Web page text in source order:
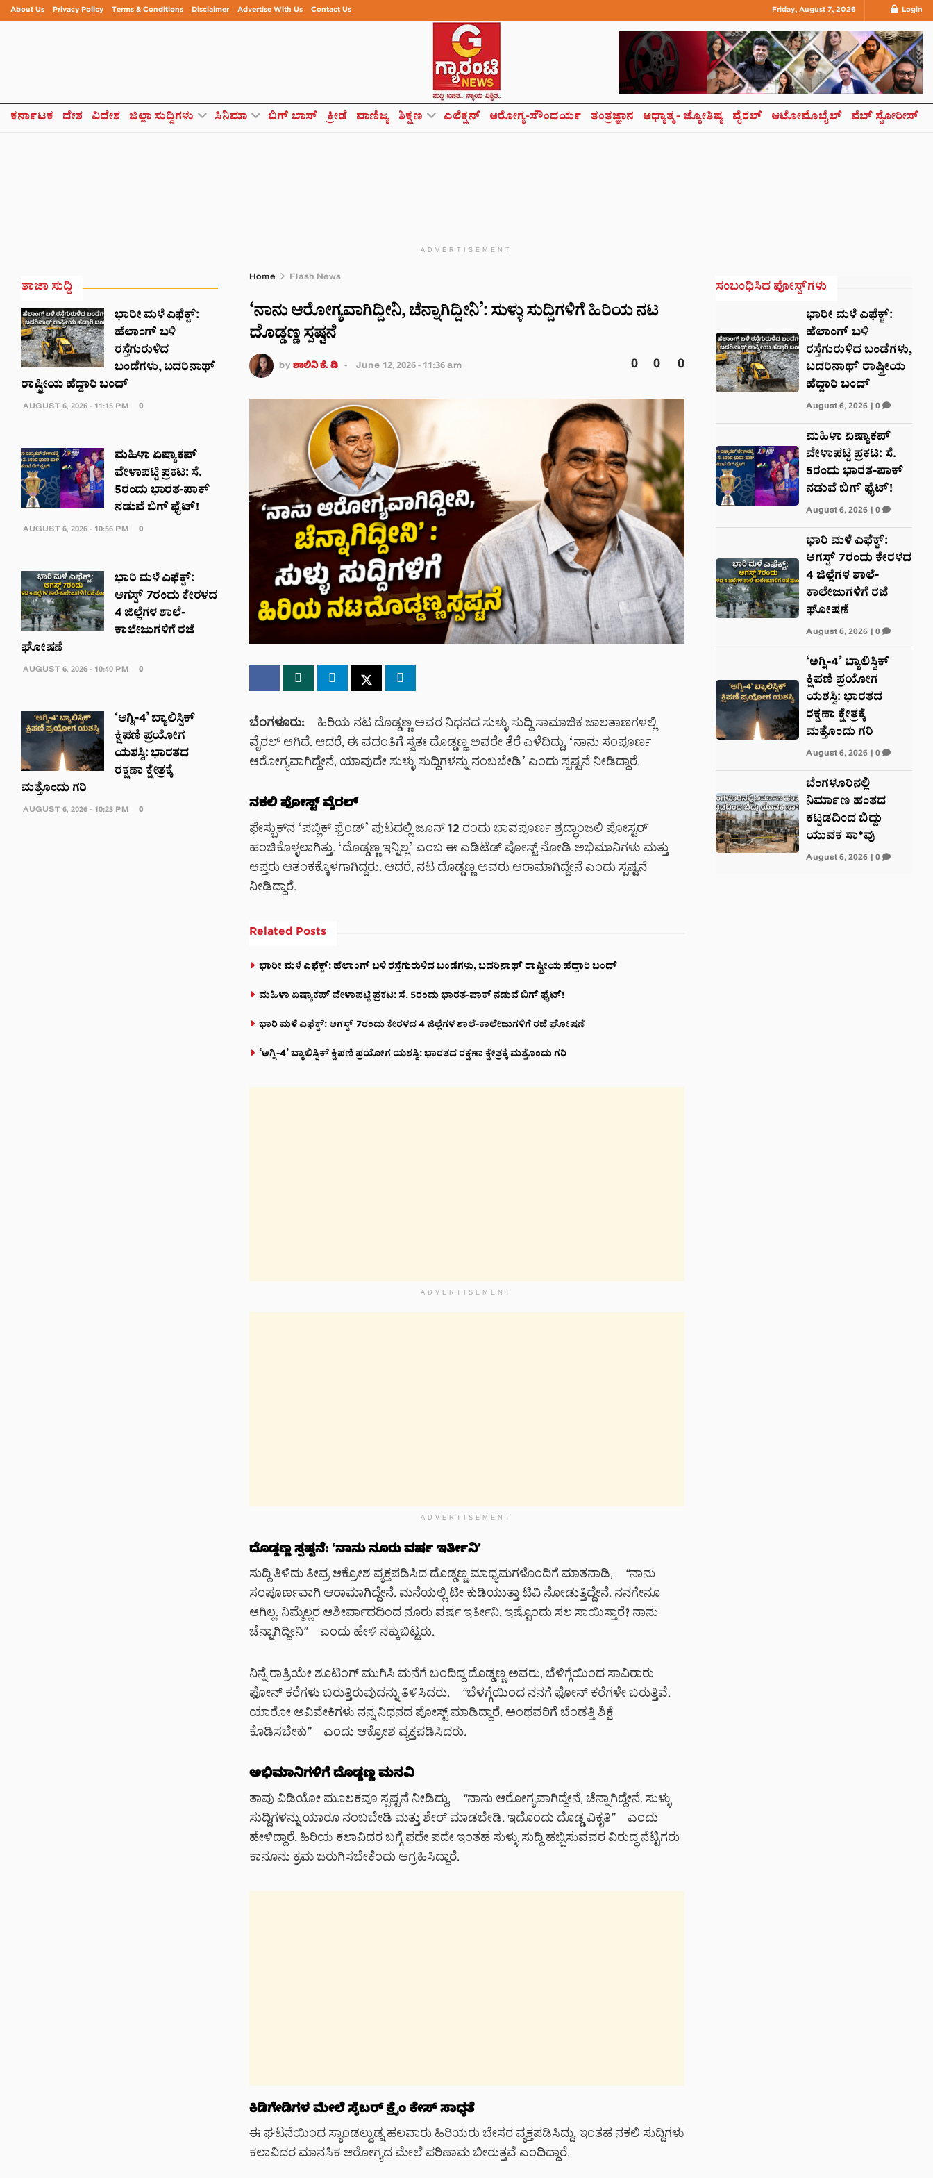
About Us Privacy Policy Terms & Conditions Disclaimer Advertise With Us Contact Us Friday, August 7, 2026 Login
ಕರ್ನಾಟಕ ದೇಶ ವಿದೇಶ ಜಿಲ್ಲಾ ಸುದ್ದಿಗಳು ಸಿನಿಮಾ ಬಿಗ್ ಬಾಸ್ ಕ್ರೀಡೆ ವಾಣಿಜ್ಯ ಶಿಕ್ಷಣ ಎಲೆಕ್ಷನ್ ಆರೋಗ್ಯ-ಸೌಂದರ್ಯ ತಂತ್ರಜ್ಞಾನ ಆಧ್ಯಾತ್ಮ- ಜ್ಯೋತಿಷ್ಯ ವೈರಲ್ ಆಟೋಮೊಬೈಲ್ ವೆಬ್ ಸ್ಟೋರೀಸ್
ADVERTISEMENT
Home Flash News
‘ನಾನು ಆರೋಗ್ಯವಾಗಿದ್ದೀನಿ, ಚೆನ್ನಾಗಿದ್ದೀನಿ’: ಸುಳ್ಳು ಸುದ್ದಿಗಳಿಗೆ ಹಿರಿಯ ನಟ
ದೊಡ್ಡಣ್ಣ ಸ್ಪಷ್ಟನೆ
by ಶಾಲಿನಿ ಕೆ. ಡಿ June 12, 2026 - 11:36 am 0 0 0
ಬೆಂಗಳೂರು:
ಹಿರಿಯ ನಟ ದೊಡ್ಡಣ್ಣ ಅವರ ನಿಧನದ ಸುಳ್ಳು ಸುದ್ದಿ ಸಾಮಾಜಿಕ ಜಾಲತಾಣಗಳಲ್ಲಿ
ವೈರಲ್ ಆಗಿದೆ. ಆದರೆ, ಈ ವದಂತಿಗೆ ಸ್ವತಃ ದೊಡ್ಡಣ್ಣ ಅವರೇ ತೆರೆ ಎಳೆದಿದ್ದು, ‘ನಾನು ಸಂಪೂರ್ಣ
ಆರೋಗ್ಯವಾಗಿದ್ದೇನೆ, ಯಾವುದೇ ಸುಳ್ಳು ಸುದ್ದಿಗಳನ್ನು ನಂಬಬೇಡಿ’ ಎಂದು ಸ್ಪಷ್ಟನೆ ನೀಡಿದ್ದಾರೆ.
ನಕಲಿ ಪೋಸ್ಟ್ ವೈರಲ್
ಫೇಸ್ಬುಕ್‌ನ ‘ಪಬ್ಲಿಕ್ ಫ್ರೆಂಡ್’ ಪುಟದಲ್ಲಿ ಜೂನ್ 12 ರಂದು ಭಾವಪೂರ್ಣ ಶ್ರದ್ಧಾಂಜಲಿ ಪೋಸ್ಟರ್
ಹಂಚಿಕೊಳ್ಳಲಾಗಿತ್ತು. ‘ದೊಡ್ಡಣ್ಣ ಇನ್ನಿಲ್ಲ’ ಎಂಬ ಈ ಎಡಿಟೆಡ್ ಪೋಸ್ಟ್ ನೋಡಿ ಅಭಿಮಾನಿಗಳು ಮತ್ತು
ಆಪ್ತರು ಆತಂಕಕ್ಕೊಳಗಾಗಿದ್ದರು. ಆದರೆ, ನಟ ದೊಡ್ಡಣ್ಣ ಅವರು ಆರಾಮಾಗಿದ್ದೇನೆ ಎಂದು ಸ್ಪಷ್ಟನೆ
ನೀಡಿದ್ದಾರೆ.
Related Posts
ಭಾರೀ ಮಳೆ ಎಫೆಕ್ಟ್‌: ಹೆಲಾಂಗ್ ಬಳಿ ರಸ್ತೆಗುರುಳಿದ ಬಂಡೆಗಳು, ಬದರಿನಾಥ್‌ ರಾಷ್ಟ್ರೀಯ ಹೆದ್ದಾರಿ ಬಂದ್‌
ಮಹಿಳಾ ಏಷ್ಯಾಕಪ್ ವೇಳಾಪಟ್ಟಿ ಪ್ರಕಟ: ಸೆ. 5ರಂದು ಭಾರತ-ಪಾಕ್‌ ನಡುವೆ ಬಿಗ್ ಫೈಟ್!
ಭಾರಿ ಮಳೆ ಎಫೆಕ್ಟ್: ಆಗಸ್ಟ್ 7ರಂದು ಕೇರಳದ 4 ಜಿಲ್ಲೆಗಳ ಶಾಲೆ-ಕಾಲೇಜುಗಳಿಗೆ ರಜೆ ಘೋಷಣೆ
‘ಅಗ್ನಿ-4’ ಬ್ಯಾಲಿಸ್ಟಿಕ್ ಕ್ಷಿಪಣಿ ಪ್ರಯೋಗ ಯಶಸ್ವಿ: ಭಾರತದ ರಕ್ಷಣಾ ಕ್ಷೇತ್ರಕ್ಕೆ ಮತ್ತೊಂದು ಗರಿ
ADVERTISEMENT
ADVERTISEMENT
ದೊಡ್ಡಣ್ಣ ಸ್ಪಷ್ಟನೆ: ‘ನಾನು ನೂರು ವರ್ಷ ಇರ್ತೀನಿ’
ಸುದ್ದಿ ತಿಳಿದು ತೀವ್ರ ಆಕ್ರೋಶ ವ್ಯಕ್ತಪಡಿಸಿದ ದೊಡ್ಡಣ್ಣ ಮಾಧ್ಯಮಗಳೊಂದಿಗೆ ಮಾತನಾಡಿ, “ನಾನು
ಸಂಪೂರ್ಣವಾಗಿ ಆರಾಮಾಗಿದ್ದೇನೆ. ಮನೆಯಲ್ಲಿ ಟೀ ಕುಡಿಯುತ್ತಾ ಟಿವಿ ನೋಡುತ್ತಿದ್ದೇನೆ. ನನಗೇನೂ
ಆಗಿಲ್ಲ. ನಿಮ್ಮೆಲ್ಲರ ಆಶೀರ್ವಾದದಿಂದ ನೂರು ವರ್ಷ ಇರ್ತೀನಿ. ಇಷ್ಟೊಂದು ಸಲ ಸಾಯಿಸ್ತಾರೆ? ನಾನು
ಚೆನ್ನಾಗಿದ್ದೀನಿ” ಎಂದು ಹೇಳಿ ನಕ್ಕುಬಿಟ್ಟರು.
ನಿನ್ನೆ ರಾತ್ರಿಯೇ ಶೂಟಿಂಗ್ ಮುಗಿಸಿ ಮನೆಗೆ ಬಂದಿದ್ದ ದೊಡ್ಡಣ್ಣ ಅವರು, ಬೆಳಿಗ್ಗೆಯಿಂದ ಸಾವಿರಾರು
ಫೋನ್ ಕರೆಗಳು ಬರುತ್ತಿರುವುದನ್ನು ತಿಳಿಸಿದರು.
“ಬೆಳಗ್ಗೆಯಿಂದ ನನಗೆ ಫೋನ್ ಕರೆಗಳೇ ಬರುತ್ತಿವೆ.
ಯಾರೋ ಅವಿವೇಕಿಗಳು ನನ್ನ ನಿಧನದ ಪೋಸ್ಟ್ ಮಾಡಿದ್ದಾರೆ. ಅಂಥವರಿಗೆ ಬೆಂಡತ್ತಿ ಶಿಕ್ಷೆ
ಕೊಡಿಸಬೇಕು” ಎಂದು ಆಕ್ರೋಶ ವ್ಯಕ್ತಪಡಿಸಿದರು.
ಅಭಿಮಾನಿಗಳಿಗೆ ದೊಡ್ಡಣ್ಣ ಮನವಿ
ತಾವು ವಿಡಿಯೋ ಮೂಲಕವೂ ಸ್ಪಷ್ಟನೆ ನೀಡಿದ್ದು, “ನಾನು ಆರೋಗ್ಯವಾಗಿದ್ದೇನೆ, ಚೆನ್ನಾಗಿದ್ದೇನೆ. ಸುಳ್ಳು
ಸುದ್ದಿಗಳನ್ನು ಯಾರೂ ನಂಬಬೇಡಿ ಮತ್ತು ಶೇರ್ ಮಾಡಬೇಡಿ. ಇದೊಂದು ದೊಡ್ಡ ವಿಕೃತಿ”
ಎಂದು
ಹೇಳಿದ್ದಾರೆ. ಹಿರಿಯ ಕಲಾವಿದರ ಬಗ್ಗೆ ಪದೇ ಪದೇ ಇಂತಹ ಸುಳ್ಳು ಸುದ್ದಿ ಹಬ್ಬಿಸುವವರ ವಿರುದ್ಧ ನೆಟ್ಟಿಗರು
ಕಾನೂನು ಕ್ರಮ ಜರುಗಿಸಬೇಕೆಂದು ಆಗ್ರಹಿಸಿದ್ದಾರೆ.
ಕಿಡಿಗೇಡಿಗಳ ಮೇಲೆ ಸೈಬರ್ ಕ್ರೈಂ ಕೇಸ್ ಸಾಧ್ಯತೆ
ಈ ಘಟನೆಯಿಂದ ಸ್ಯಾಂಡಲ್ವುಡ್ನ ಹಲವಾರು ಹಿರಿಯರು ಬೇಸರ ವ್ಯಕ್ತಪಡಿಸಿದ್ದು, ಇಂತಹ ನಕಲಿ ಸುದ್ದಿಗಳು
ಕಲಾವಿದರ ಮಾನಸಿಕ ಆರೋಗ್ಯದ ಮೇಲೆ ಪರಿಣಾಮ ಬೀರುತ್ತವೆ ಎಂದಿದ್ದಾರೆ.
ತಾಜಾ ಸುದ್ದಿ
ಭಾರೀ ಮಳೆ ಎಫೆಕ್ಟ್‌:
ಹೆಲಾಂಗ್ ಬಳಿ
ರಸ್ತೆಗುರುಳಿದ
ಬಂಡೆಗಳು, ಬದರಿನಾಥ್‌
ರಾಷ್ಟ್ರೀಯ ಹೆದ್ದಾರಿ ಬಂದ್‌
AUGUST 6, 2026 - 11:15 PM 0
ಮಹಿಳಾ ಏಷ್ಯಾಕಪ್
ವೇಳಾಪಟ್ಟಿ ಪ್ರಕಟ: ಸೆ.
5ರಂದು ಭಾರತ-ಪಾಕ್‌
ನಡುವೆ ಬಿಗ್ ಫೈಟ್!
AUGUST 6, 2026 - 10:56 PM 0
ಭಾರಿ ಮಳೆ ಎಫೆಕ್ಟ್:
ಆಗಸ್ಟ್ 7ರಂದು ಕೇರಳದ
4 ಜಿಲ್ಲೆಗಳ ಶಾಲೆ-
ಕಾಲೇಜುಗಳಿಗೆ ರಜೆ
ಘೋಷಣೆ
AUGUST 6, 2026 - 10:40 PM 0
‘ಅಗ್ನಿ-4’ ಬ್ಯಾಲಿಸ್ಟಿಕ್
ಕ್ಷಿಪಣಿ ಪ್ರಯೋಗ
ಯಶಸ್ವಿ: ಭಾರತದ
ರಕ್ಷಣಾ ಕ್ಷೇತ್ರಕ್ಕೆ
ಮತ್ತೊಂದು ಗರಿ
AUGUST 6, 2026 - 10:23 PM 0
ಸಂಬಂಧಿಸಿದ ಪೋಸ್ಟ್‌ಗಳು
ಭಾರೀ ಮಳೆ ಎಫೆಕ್ಟ್‌:
ಹೆಲಾಂಗ್ ಬಳಿ
ರಸ್ತೆಗುರುಳಿದ ಬಂಡೆಗಳು,
ಬದರಿನಾಥ್‌ ರಾಷ್ಟ್ರೀಯ
ಹೆದ್ದಾರಿ ಬಂದ್‌
August 6, 2026| 0
ಮಹಿಳಾ ಏಷ್ಯಾಕಪ್
ವೇಳಾಪಟ್ಟಿ ಪ್ರಕಟ: ಸೆ.
5ರಂದು ಭಾರತ-ಪಾಕ್‌
ನಡುವೆ ಬಿಗ್ ಫೈಟ್!
August 6, 2026| 0
ಭಾರಿ ಮಳೆ ಎಫೆಕ್ಟ್:
ಆಗಸ್ಟ್ 7ರಂದು ಕೇರಳದ
4 ಜಿಲ್ಲೆಗಳ ಶಾಲೆ-
ಕಾಲೇಜುಗಳಿಗೆ ರಜೆ
ಘೋಷಣೆ
August 6, 2026| 0
‘ಅಗ್ನಿ-4’ ಬ್ಯಾಲಿಸ್ಟಿಕ್
ಕ್ಷಿಪಣಿ ಪ್ರಯೋಗ
ಯಶಸ್ವಿ: ಭಾರತದ
ರಕ್ಷಣಾ ಕ್ಷೇತ್ರಕ್ಕೆ
ಮತ್ತೊಂದು ಗರಿ
August 6, 2026| 0
ಬೆಂಗಳೂರಿನಲ್ಲಿ
ನಿರ್ಮಾಣ ಹಂತದ
ಕಟ್ಟಡದಿಂದ ಬಿದ್ದು
ಯುವಕ ಸಾ*ವು
August 6, 2026| 0